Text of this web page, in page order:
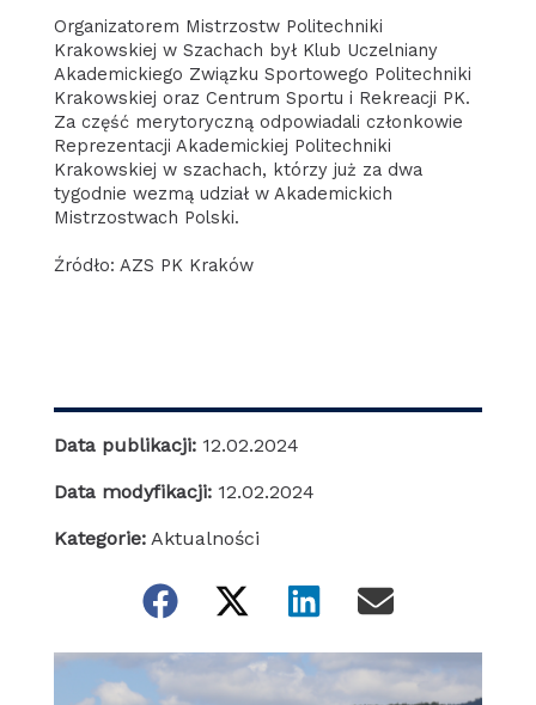
Organizatorem Mistrzostw Politechniki
Krakowskiej w Szachach był Klub Uczelniany
Akademickiego Związku Sportowego Politechniki
Krakowskiej oraz Centrum Sportu i Rekreacji PK.
Za część merytoryczną odpowiadali członkowie
Reprezentacji Akademickiej Politechniki
Krakowskiej w szachach, którzy już za dwa
tygodnie wezmą udział w Akademickich
Mistrzostwach Polski.
Źródło: AZS PK Kraków
Data publikacji: 12.02.2024
Data modyfikacji: 12.02.2024
Kategorie: Aktualności